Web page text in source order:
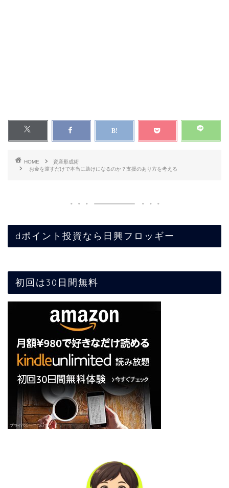
HOME
資産形成術
お金を渡すだけで本当に助けになるのか？支援のあり方を考える
dポイント投資なら日興フロッギー
初回は30日間無料